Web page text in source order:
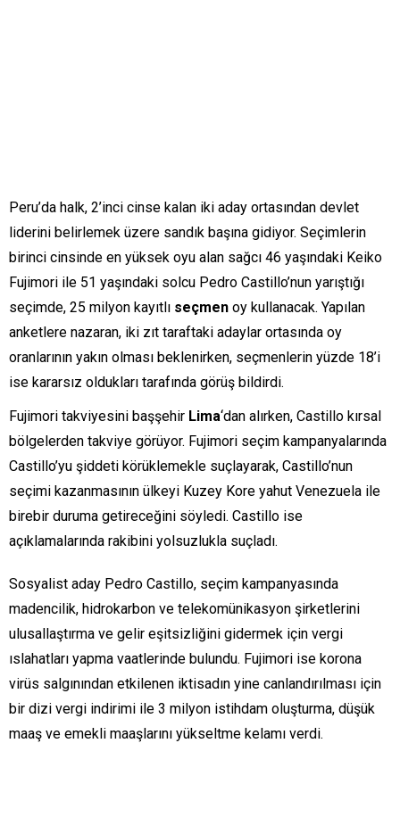
Peru’da halk, 2’inci cinse kalan iki aday ortasından devlet
liderini belirlemek üzere sandık başına gidiyor. Seçimlerin
birinci cinsinde en yüksek oyu alan sağcı 46 yaşındaki Keiko
Fujimori ile 51 yaşındaki solcu Pedro Castillo’nun yarıştığı
seçimde, 25 milyon kayıtlı seçmen oy kullanacak. Yapılan
anketlere nazaran, iki zıt taraftaki adaylar ortasında oy
oranlarının yakın olması beklenirken, seçmenlerin yüzde 18’i
ise kararsız oldukları tarafında görüş bildirdi.
Fujimori takviyesini başşehir Lima‘dan alırken, Castillo kırsal
bölgelerden takviye görüyor. Fujimori seçim kampanyalarında
Castillo’yu şiddeti körüklemekle suçlayarak, Castillo’nun
seçimi kazanmasının ülkeyi Kuzey Kore yahut Venezuela ile
birebir duruma getireceğini söyledi. Castillo ise
açıklamalarında rakibini yolsuzlukla suçladı.
Sosyalist aday Pedro Castillo, seçim kampanyasında
madencilik, hidrokarbon ve telekomünikasyon şirketlerini
ulusallaştırma ve gelir eşitsizliğini gidermek için vergi
ıslahatları yapma vaatlerinde bulundu. Fujimori ise korona
virüs salgınından etkilenen iktisadın yine canlandırılması için
bir dizi vergi indirimi ile 3 milyon istihdam oluşturma, düşük
maaş ve emekli maaşlarını yükseltme kelamı verdi.